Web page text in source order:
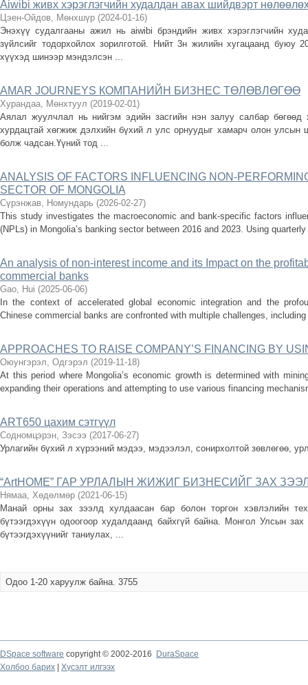
Aiwibi живх хэрэглэгчийн худалдан авах шийдвэрт
Цэен-Ойдов, Мөнхшүр (2024-01-16)
Энэхүү судалгааны ажил нь aiwibi брэндийн живх хэрэглэгчийн
зүйлсийг тодорхойлох зорилготой. Нийт 3н жилийн хугацаанд буюу
хүүхэд шинээр мэндэлсэн ...
AMAR JOURNEYS КОМПАНИЙН БИЗНЕС ТӨЛӨВЛӨГӨӨ
Хурандаа, Мөнхтуул (2019-02-01)
Аялал жуулчлал нь нийгэм эдийн засгийн нэн залуу салбар бөгөөд
хурдацтай хөгжиж дэлхийн бүхий л улс орнуудыг хамарч олон улсын
болж чадсан.Үүний тод ...
ANALYSIS OF FACTORS INFLUENCING NON-
SECTOR OF MONGOLIA
Cүрэнжав, Номундарь (2026-02-27)
This study investigates the macroeconomic and bank-specific factors
(NPLs) in Mongolia’s banking sector between 2016 and 2023. Using
An analysis of non-interest income and its Impact on the
commercial banks
Gao, Hui (2025-06-06)
In the context of accelerated global economic integration and the
Chinese commercial banks are confronted with multiple challenges,
APPROACHES TO RAISE COMPANY’S FINANCING BY
Оюунгэрэл, Одгэрэл (2019-11-18)
At this period where Mongolia’s economic growth is determined with
expanding their operations and attempting to use various financing
ART650 цахим сэтгүүл
Содномцэрэн, Зэсээ (2017-06-27)
Урлагийн бүхий л хүрээний мэдээ, мэдээлэл, сонирхолтой зөвлөгөө,
“ArtHOME” ГАР УРЛАЛЫН ЖИЖИГ БИЗНЕСИЙГ ЗАХ
Нямаа, Хөдөлмөр (2021-06-15)
Манай орны зах зээлд хулдаасан бар болон торгон хэвлэлийн
бүтээгдэхүүн одоогоор худалдаанд байхгүй байна. Монгол Улсын
бүтээгдэхүүнийг таниулах, ...
Одоо 1-20 харуулж байна. 3755
DSpace software copyright © 2002-2016
DuraSpace
Холбоо барих
Хүсэлт илгээх